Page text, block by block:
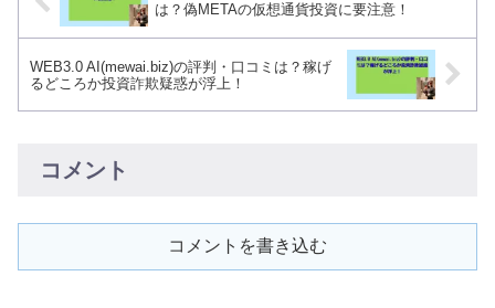
は？偽METAの仮想通貨投資に要注意！
WEB3.0 AI(mewai.biz)の評判・口コミは？稼げ
るどころか投資詐欺疑惑が浮上！
コメント
コメントを書き込む